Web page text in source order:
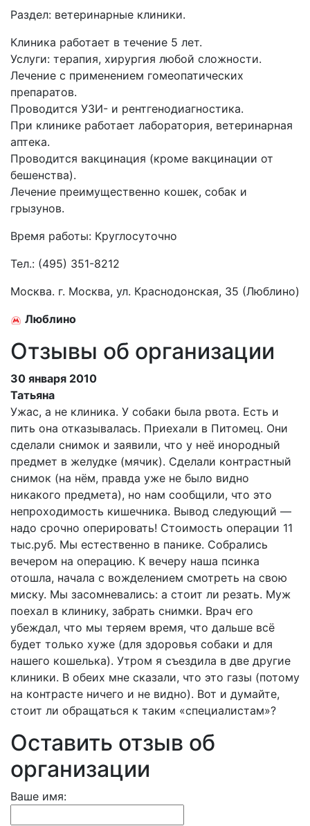
Раздел: ветеринарные клиники.
Клиника работает в течение 5 лет.
Услуги: терапия, хирургия любой сложности.
Лечение с применением гомеопатических
препаратов.
Проводится УЗИ- и рентгенодиагностика.
При клинике работает лаборатория, ветеринарная
аптека.
Проводится вакцинация (кроме вакцинации от
бешенства).
Лечение преимущественно кошек, собак и
грызунов.
Время работы: Круглосуточно
Тел.: (495) 351-8212
Москва. г. Москва, ул. Краснодонская, 35 (Люблино)
Люблино
Отзывы об организации
30 января 2010
Татьяна
Ужас, а не клиника. У собаки была рвота. Есть и
пить она отказывалась. Приехали в Питомец. Они
сделали снимок и заявили, что у неё инородный
предмет в желудке (мячик). Сделали контрастный
снимок (на нём, правда уже не было видно
никакого предмета), но нам сообщили, что это
непроходимость кишечника. Вывод следующий —
надо срочно оперировать! Стоимость операции 11
тыс.руб. Мы естественно в панике. Собрались
вечером на операцию. К вечеру наша псинка
отошла, начала с вожделением смотреть на свою
миску. Мы засомневались: а стоит ли резать. Муж
поехал в клинику, забрать снимки. Врач его
убеждал, что мы теряем время, что дальше всё
будет только хуже (для здоровья собаки и для
нашего кошелька). Утром я съездила в две другие
клиники. В обеих мне сказали, что это газы (потому
на контрасте ничего и не видно). Вот и думайте,
стоит ли обращаться к таким «специалистам»?
Оставить отзыв об
организации
Ваше имя: